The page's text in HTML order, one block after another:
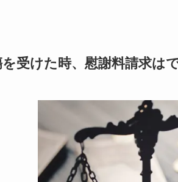
受けた時、慰謝料請求は